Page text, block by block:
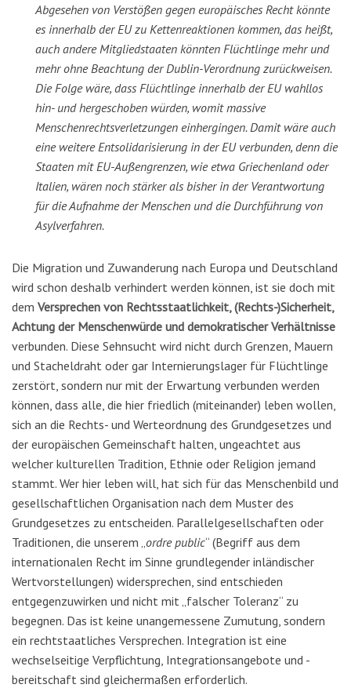
Abgesehen von Verstößen gegen europäisches Recht könnte
es innerhalb der EU zu Kettenreaktionen kommen, das heißt,
auch andere Mitgliedstaaten könnten Flüchtlinge mehr und
mehr ohne Beachtung der Dublin-Verordnung zurückweisen.
Die Folge wäre, dass Flüchtlinge innerhalb der EU wahllos
hin- und hergeschoben würden, womit massive
Menschenrechtsverletzungen einhergingen. Damit wäre auch
eine weitere Entsolidarisierung in der EU verbunden, denn die
Staaten mit EU-Außengrenzen, wie etwa Griechenland oder
Italien, wären noch stärker als bisher in der Verantwortung
für die Aufnahme der Menschen und die Durchführung von
Asylverfahren.
Die Migration und Zuwanderung nach Europa und Deutschland
wird schon deshalb verhindert werden können, ist sie doch mit
dem Versprechen von Rechtsstaatlichkeit, (Rechts-)Sicherheit,
Achtung der Menschenwürde und demokratischer Verhältnisse
verbunden. Diese Sehnsucht wird nicht durch Grenzen, Mauern
und Stacheldraht oder gar Internierungslager für Flüchtlinge
zerstört, sondern nur mit der Erwartung verbunden werden
können, dass alle, die hier friedlich (miteinander) leben wollen,
sich an die Rechts- und Werteordnung des Grundgesetzes und
der europäischen Gemeinschaft halten, ungeachtet aus
welcher kulturellen Tradition, Ethnie oder Religion jemand
stammt. Wer hier leben will, hat sich für das Menschenbild und
gesellschaftlichen Organisation nach dem Muster des
Grundgesetzes zu entscheiden. Parallelgesellschaften oder
Traditionen, die unserem „ ordre public“ (Begriff aus dem
internationalen Recht im Sinne grundlegender inländischer
Wertvorstellungen) widersprechen, sind entschieden
entgegenzuwirken und nicht mit „falscher Toleranz“ zu
begegnen. Das ist keine unangemessene Zumutung, sondern
ein rechtstaatliches Versprechen. Integration ist eine
wechselseitige Verpflichtung, Integrationsangebote und -
bereitschaft sind gleichermaßen erforderlich.